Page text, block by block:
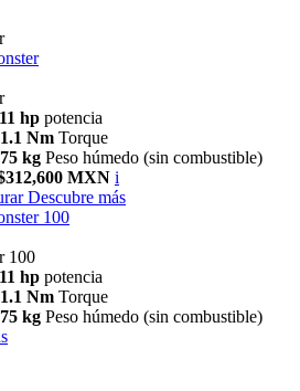
hp potencia
Nm Torque
kg Peso húmedo (sin combustible)
MXN i
Descubre más
100
100
hp potencia
Nm Torque
kg Peso húmedo (sin combustible)